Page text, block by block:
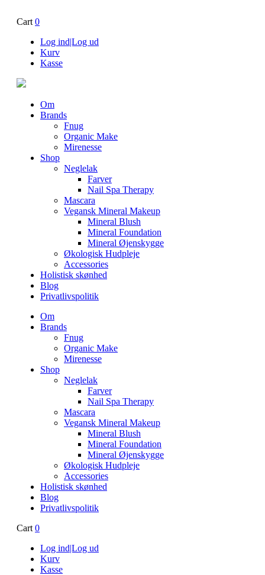
Cart 0
Log ind|Log ud
Kurv
Kasse
Om
Brands
Fnug
Organic Make
Mirenesse
Shop
Neglelak
Farver
Nail Spa Therapy
Mascara
Vegansk Mineral Makeup
Mineral Blush
Mineral Foundation
Mineral Øjenskygge
Økologisk Hudpleje
Accessories
Holistisk skønhed
Blog
Privatlivspolitik
Om
Brands
Fnug
Organic Make
Mirenesse
Shop
Neglelak
Farver
Nail Spa Therapy
Mascara
Vegansk Mineral Makeup
Mineral Blush
Mineral Foundation
Mineral Øjenskygge
Økologisk Hudpleje
Accessories
Holistisk skønhed
Blog
Privatlivspolitik
Cart 0
Log ind|Log ud
Kurv
Kasse